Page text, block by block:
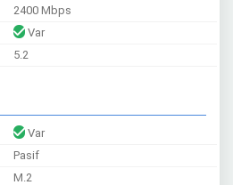
2400 Mbps
Var
5.2
Var
Pasif
M.2